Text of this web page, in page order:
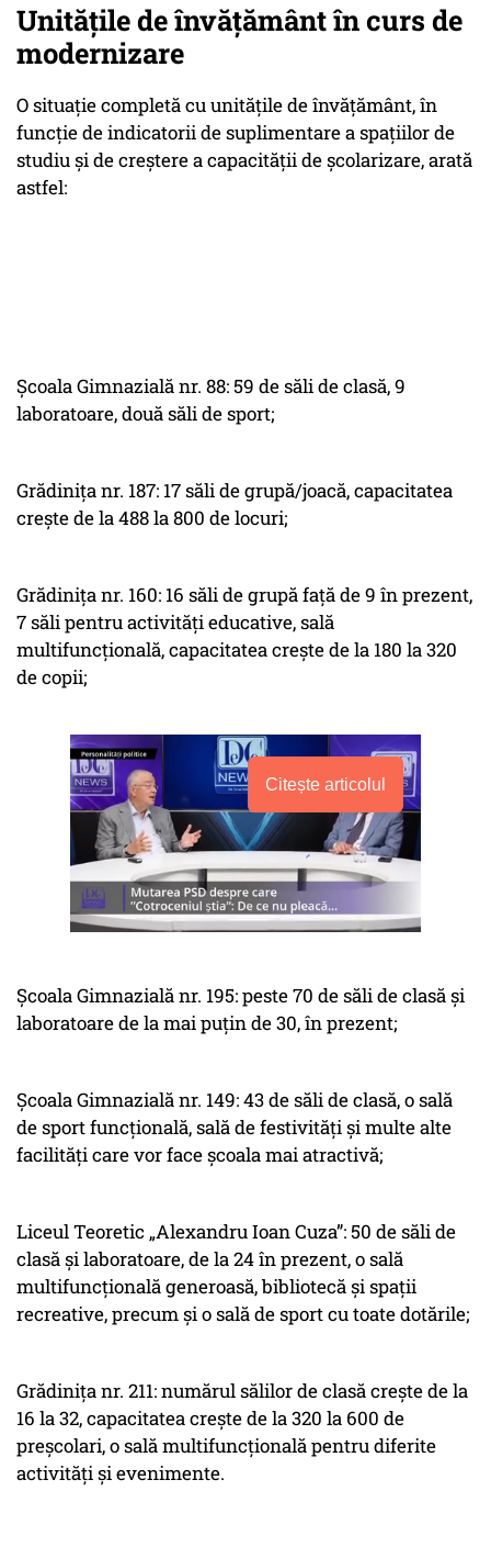
Unitățile de învățământ în curs de
modernizare
O situație completă cu unitățile de învățământ, în
funcție de indicatorii de suplimentare a spațiilor de
studiu și de creștere a capacității de școlarizare, arată
astfel:
Școala Gimnazială nr. 88: 59 de săli de clasă, 9
laboratoare, două săli de sport;
Grădinița nr. 187: 17 săli de grupă/joacă, capacitatea
crește de la 488 la 800 de locuri;
Grădinița nr. 160: 16 săli de grupă față de 9 în prezent,
7 săli pentru activități educative, sală
multifuncțională, capacitatea crește de la 180 la 320
de copii;
Citește articolul
Școala Gimnazială nr. 195: peste 70 de săli de clasă și
laboratoare de la mai puțin de 30, în prezent;
Școala Gimnazială nr. 149: 43 de săli de clasă, o sală
de sport funcțională, sală de festivități și multe alte
facilități care vor face școala mai atractivă;
Liceul Teoretic „Alexandru Ioan Cuza”: 50 de săli de
clasă și laboratoare, de la 24 în prezent, o sală
multifuncțională generoasă, bibliotecă și spații
recreative, precum și o sală de sport cu toate dotările;
Grădinița nr. 211: numărul sălilor de clasă crește de la
16 la 32, capacitatea crește de la 320 la 600 de
preșcolari, o sală multifuncțională pentru diferite
activități și evenimente.